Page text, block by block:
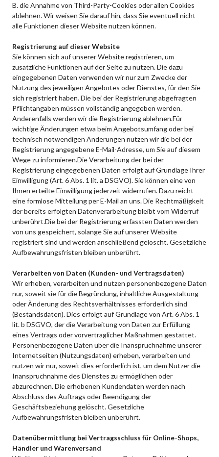
B. die Annahme von Third-Party-Cookies oder allen Cookies
ablehnen. Wir weisen Sie darauf hin, dass Sie eventuell nicht
alle Funktionen dieser Website nutzen können.
Registrierung auf dieser Website
Sie können sich auf unserer Website registrieren, um
zusätzliche Funktionen auf der Seite zu nutzen. Die dazu
eingegebenen Daten verwenden wir nur zum Zwecke der
Nutzung des jeweiligen Angebotes oder Dienstes, für den Sie
sich registriert haben. Die bei der Registrierung abgefragten
Pflichtangaben müssen vollständig angegeben werden.
Anderenfalls werden wir die Registrierung ablehnen.Für
wichtige Änderungen etwa beim Angebotsumfang oder bei
technisch notwendigen Änderungen nutzen wir die bei der
Registrierung angegebene E-Mail-Adresse, um Sie auf diesem
Wege zu informieren.Die Verarbeitung der bei der
Registrierung eingegebenen Daten erfolgt auf Grundlage Ihrer
Einwilligung (Art. 6 Abs. 1 lit. a DSGVO). Sie können eine von
Ihnen erteilte Einwilligung jederzeit widerrufen. Dazu reicht
eine formlose Mitteilung per E-Mail an uns. Die Rechtmäßigkeit
der bereits erfolgten Datenverarbeitung bleibt vom Widerruf
unberührt.Die bei der Registrierung erfassten Daten werden
von uns gespeichert, solange Sie auf unserer Website
registriert sind und werden anschließend gelöscht. Gesetzliche
Aufbewahrungsfristen bleiben unberührt.
Verarbeiten von Daten (Kunden- und Vertragsdaten)
Wir erheben, verarbeiten und nutzen personenbezogene Daten
nur, soweit sie für die Begründung, inhaltliche Ausgestaltung
oder Änderung des Rechtsverhältnisses erforderlich sind
(Bestandsdaten). Dies erfolgt auf Grundlage von Art. 6 Abs. 1
lit. b DSGVO, der die Verarbeitung von Daten zur Erfüllung
eines Vertrags oder vorvertraglicher Maßnahmen gestattet.
Personenbezogene Daten über die Inanspruchnahme unserer
Internetseiten (Nutzungsdaten) erheben, verarbeiten und
nutzen wir nur, soweit dies erforderlich ist, um dem Nutzer die
Inanspruchnahme des Dienstes zu ermöglichen oder
abzurechnen. Die erhobenen Kundendaten werden nach
Abschluss des Auftrags oder Beendigung der
Geschäftsbeziehung gelöscht. Gesetzliche
Aufbewahrungsfristen bleiben unberührt.
Datenübermittlung bei Vertragsschluss für Online-Shops,
Händler und Warenversand